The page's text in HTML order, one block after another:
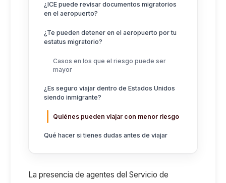
¿ICE puede revisar documentos migratorios
en el aeropuerto?
¿Te pueden detener en el aeropuerto por tu
estatus migratorio?
Casos en los que el riesgo puede ser
mayor
¿Es seguro viajar dentro de Estados Unidos
siendo inmigrante?
Quiénes pueden viajar con menor riesgo
Qué hacer si tienes dudas antes de viajar
La presencia de agentes del Servicio de